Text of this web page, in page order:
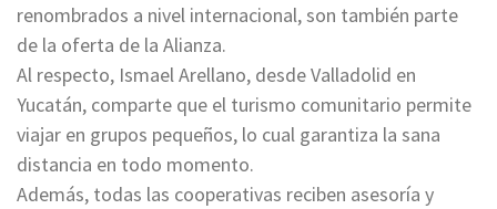
renombrados a nivel internacional, son también parte
de la oferta de la Alianza.
Al respecto, Ismael Arellano, desde Valladolid en
Yucatán, comparte que el turismo comunitario permite
viajar en grupos pequeños, lo cual garantiza la sana
distancia en todo momento.
Además, todas las cooperativas reciben asesoría y